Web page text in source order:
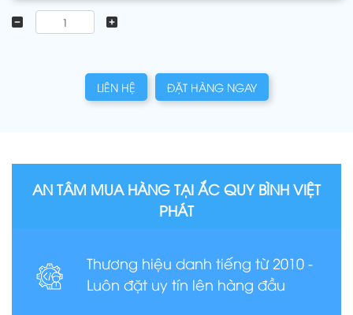
LIÊN HỆ ĐẶT HÀNG NGAY
AN TÂM MUA HÀNG TẠI ẮC QUY BÌNH VIỆT
PHÁT
Thương hiệu danh tiếng từ 2010 -
Luôn đặt uy tín lên hàng đầu